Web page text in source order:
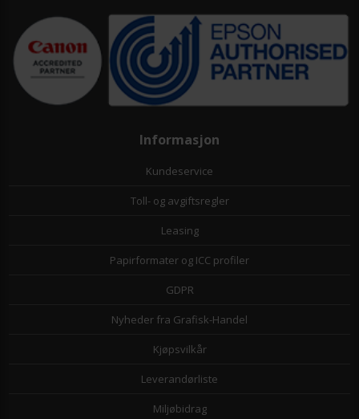
Informasjon
Kundeservice
Toll- og avgiftsregler
Leasing
Papirformater og ICC profiler
GDPR
Nyheder fra Grafisk-Handel
Kjøpsvilkår
Leverandørliste
Miljøbidrag